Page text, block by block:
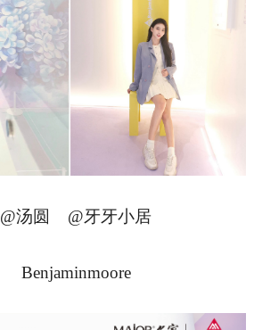
@汤圆 @牙牙小居
Benjaminmoore